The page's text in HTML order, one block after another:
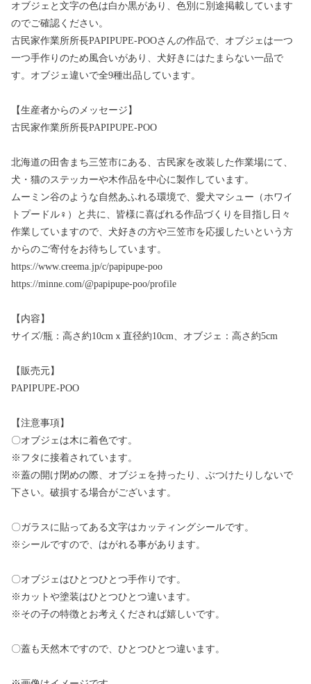
オブジェと文字の色は白か黒があり、色別に別途掲載しています
のでご確認ください。
古民家作業所所長PAPIPUPE-POOさんの作品で、オブジェは一つ
一つ手作りのため風合いがあり、犬好きにはたまらない一品で
す。オブジェ違いで全9種出品しています。
【生産者からのメッセージ】
古民家作業所所長PAPIPUPE-POO
北海道の田舎まち三笠市にある、古民家を改装した作業場にて、
犬・猫のステッカーや木作品を中心に製作しています。
ムーミン谷のような自然あふれる環境で、愛犬マシュー（ホワイ
トプードル♀）と共に、皆様に喜ばれる作品づくりを目指し日々
作業していますので、犬好きの方や三笠市を応援したいという方
からのご寄付をお待ちしています。
https://www.creema.jp/c/papipupe-poo
https://minne.com/@papipupe-poo/profile
【内容】
サイズ/瓶：高さ約10cmｘ直径約10cm、オブジェ：高さ約5cm
【販売元】
PAPIPUPE-POO
【注意事項】
〇オブジェは木に着色です。
※フタに接着されています。
※蓋の開け閉めの際、オブジェを持ったり、ぶつけたりしないで
下さい。破損する場合がございます。
〇ガラスに貼ってある文字はカッティングシールです。
※シールですので、はがれる事があります。
〇オブジェはひとつひとつ手作りです。
※カットや塗装はひとつひとつ違います。
※その子の特徴とお考えくだされば嬉しいです。
〇蓋も天然木ですので、ひとつひとつ違います。